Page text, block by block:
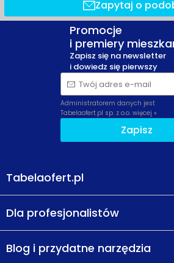
Zapytaj o
Promocje
i premiery
Zapisz się na newsletter
i dowiedz się pierwszy
Twój adres e-mail
Administratorem danych jest
Tabelaofert.pl sp. z o.o. więcej »
Zapisz
Tabelaofert.pl
Dla profesjonalistów
Blog i przydatne narzędzia